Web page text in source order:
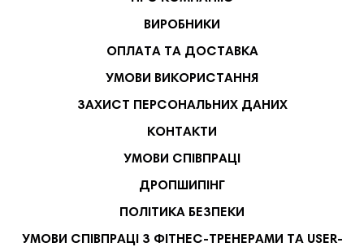
ВИРОБНИКИ
ОПЛАТА ТА ДОСТАВКА
УМОВИ ВИКОРИСТАННЯ
ЗАХИСТ ПЕРСОНАЛЬНИХ ДАНИХ
КОНТАКТИ
УМОВИ СПІВПРАЦІ
ДРОПШИПІНГ
ПОЛІТИКА БЕЗПЕКИ
УМОВИ СПІВПРАЦІ З ФІТНЕС-ТРЕНЕРАМИ ТА USER-